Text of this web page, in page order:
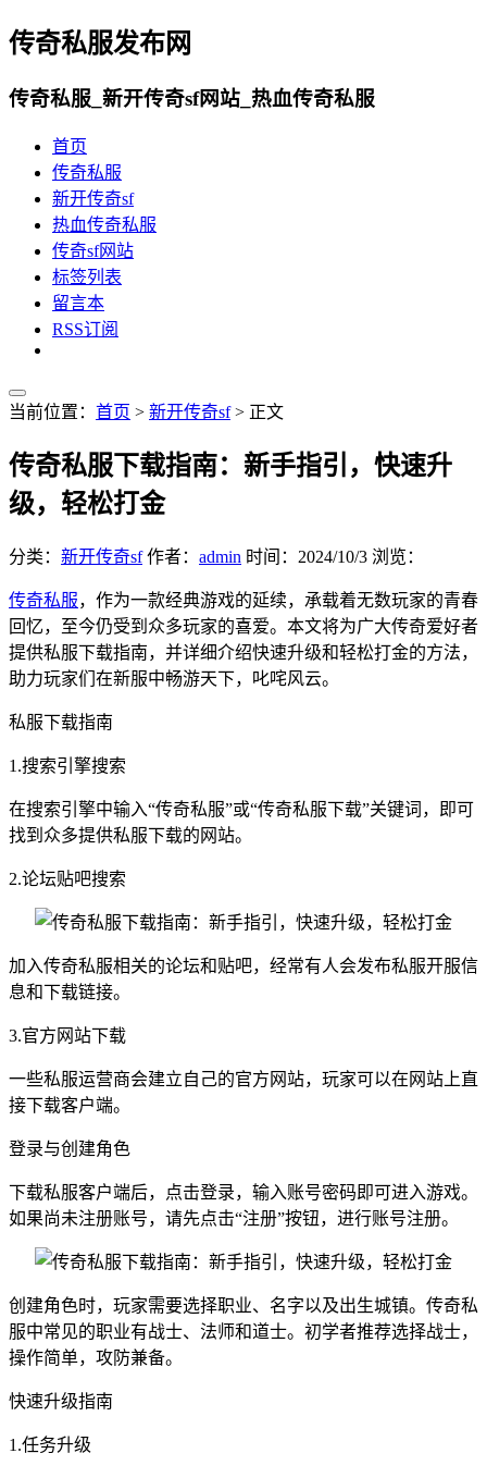
传奇私服发布网
传奇私服_新开传奇sf网站_热血传奇私服
首页
传奇私服
新开传奇sf
热血传奇私服
传奇sf网站
标签列表
留言本
RSS订阅
当前位置： 首页 > 新开传奇sf> 正文
传奇私服下载指南：新手指引，快速升
级，轻松打金
分类： 新开传奇sf 作者： admin 时间： 2024/10/3 浏览：
传奇私服，作为一款经典游戏的延续，承载着无数玩家的青春
回忆，至今仍受到众多玩家的喜爱。本文将为广大传奇爱好者
提供私服下载指南，并详细介绍快速升级和轻松打金的方法，
助力玩家们在新服中畅游天下，叱咤风云。
私服下载指南
1.搜索引擎搜索
在搜索引擎中输入“传奇私服”或“传奇私服下载”关键词，即可
找到众多提供私服下载的网站。
2.论坛贴吧搜索
加入传奇私服相关的论坛和贴吧，经常有人会发布私服开服信
息和下载链接。
3.官方网站下载
一些私服运营商会建立自己的官方网站，玩家可以在网站上直
接下载客户端。
登录与创建角色
下载私服客户端后，点击登录，输入账号密码即可进入游戏。
如果尚未注册账号，请先点击“注册”按钮，进行账号注册。
创建角色时，玩家需要选择职业、名字以及出生城镇。传奇私
服中常见的职业有战士、法师和道士。初学者推荐选择战士，
操作简单，攻防兼备。
快速升级指南
1.任务升级